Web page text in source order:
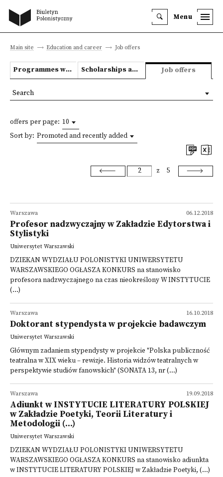
Menu
Main site Education and career Job offers
Programmes we offer Scholarships and grants Job offers
offers per page: 10
Sort by: Promoted and recently added
z 5
06.12.2018
Warszawa
Profesor nadzwyczajny w Zakładzie Edytorstwa i
Stylistyki
Uniwersytet Warszawski
DZIEKAN WYDZIAŁU POLONISTYKI UNIWERSYTETU
WARSZAWSKIEGO OGŁASZA KONKURS na stanowisko
profesora nadzwyczajnego na czas nieokreślony W INSTYTUCIE
(...)
16.10.2018
Warszawa
Doktorant stypendysta w projekcie badawczym
Uniwersytet Warszawski
Głównym zadaniem stypendysty w projekcie "Polska publiczność
teatralna w XIX wieku – rewizje. Historia widzów teatralnych w
perspektywie studiów fanowskich" (SONATA 13, nr (...)
19.09.2018
Warszawa
Adiunkt w INSTYTUCIE LITERATURY POLSKIEJ
w Zakładzie Poetyki, Teorii Literatury i
Metodologii (...)
Uniwersytet Warszawski
DZIEKAN WYDZIAŁU POLONISTYKI UNIWERSYTETU
WARSZAWSKIEGO OGŁASZA KONKURS na stanowisko adiunkta
w INSTYTUCIE LITERATURY POLSKIEJ w Zakładzie Poetyki, (...)
Search